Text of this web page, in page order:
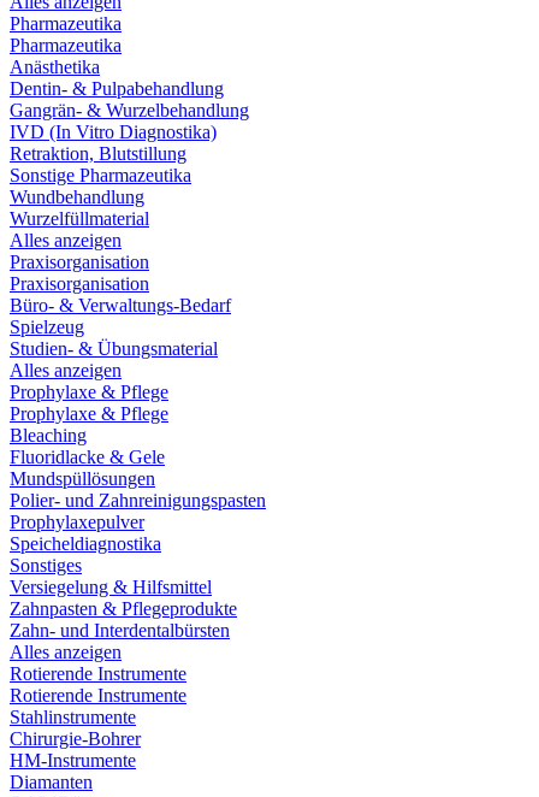
Pharmazeutika
Pharmazeutika
Anästhetika
Dentin- & Pulpabehandlung
Gangrän- & Wurzelbehandlung
IVD (In Vitro Diagnostika)
Retraktion, Blutstillung
Sonstige Pharmazeutika
Wundbehandlung
Wurzelfüllmaterial
Alles anzeigen
Praxisorganisation
Praxisorganisation
Büro- & Verwaltungs-Bedarf
Spielzeug
Studien- & Übungsmaterial
Alles anzeigen
Prophylaxe & Pflege
Prophylaxe & Pflege
Bleaching
Fluoridlacke & Gele
Mundspüllösungen
Polier- und Zahnreinigungspasten
Prophylaxepulver
Speicheldiagnostika
Sonstiges
Versiegelung & Hilfsmittel
Zahnpasten & Pflegeprodukte
Zahn- und Interdentalbürsten
Alles anzeigen
Rotierende Instrumente
Rotierende Instrumente
Stahlinstrumente
Chirurgie-Bohrer
HM-Instrumente
Diamanten